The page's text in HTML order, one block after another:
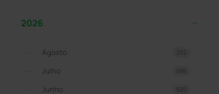
2026
Agosto 232
Julho 695
Junho 620